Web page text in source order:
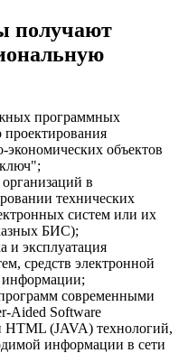
получают
программных
экономических объектов
в
технических
систем или их
БИС);
и эксплуатация
средств электронной
информации;
современными
Aided Software
HTML (JAVA) технологий,
информации в сети